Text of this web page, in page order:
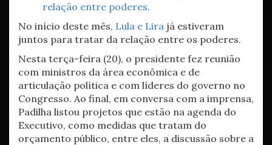
relação entre poderes.
No início deste mês, Lula e Lira já estiveram
juntos para tratar da relação entre os poderes.
Nesta terça-feira (20), o presidente fez reunião
com ministros da área econômica e de
articulação política e com líderes do governo no
Congresso. Ao final, em conversa com a imprensa,
Padilha listou projetos que estão na agenda do
Executivo, como medidas que tratam do
orçamento público, entre eles, a discussão sobre a